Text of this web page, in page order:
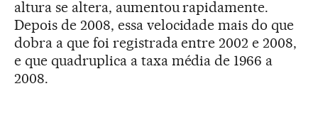
altura se altera, aumentou rapidamente.
Depois de 2008, essa velocidade mais do que
dobra a que foi registrada entre 2002 e 2008,
e que quadruplica a taxa média de 1966 a
2008.